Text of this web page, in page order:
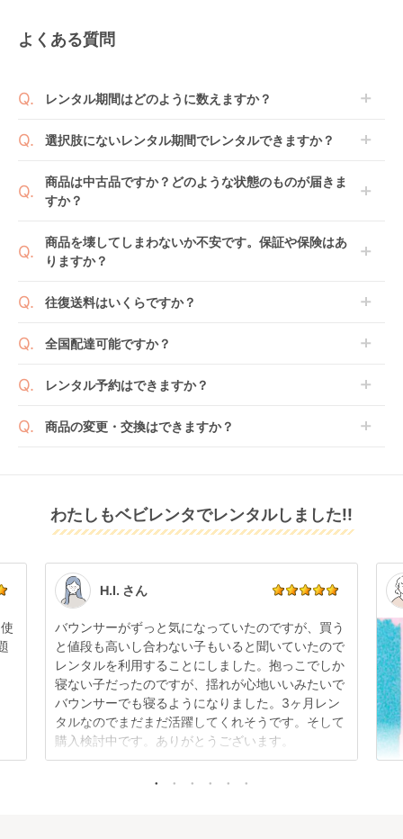
よくある質問
レンタル期間はどのように数えますか？
開始日1日目となります。
日までに配送業者（佐川急便）に商品の引渡しとなり
ます。
選択肢にないレンタル期間でレンタルできますか？
間の利用が可能です。
例えば4ヶ月の場合、3ヶ月レンタル＋1ヶ月延長とし
の上で、早期にご返却ください。
商品は中古品ですか？どのような状態のものが届きま
すか？
のもございます。
新品商品はメーカーから仕入れた状態のものをお送り
走行テストを行う場合がございます。
となる場合がございます。その際、メーカーの都合に
場合や、在庫切れによりご注文をキャンセルさせてい
い。
※万が一キャンセルとなった場合には、代金は全額ご
てお届けしております。そのため、小さなキズや使用
感はございますが、故障や大きなキズ、シミなどのリ
す。
点検清掃については
もご確認ください。
商品を壊してしまわないか不安です。保証や保険はあ
りますか？
おります。
ョンをご購入ください。
詳しくはこちらをご確認ください。
往復送料はいくらですか？
へ入れ、カートページから住所を入力すると送料が確
全国配達可能ですか？
※空港への配達はご対応できかねますのであらかじめ
レンタル予約はできますか？
可能ですので、商品のご注文時にご希望のお日にちに
商品の変更・交換はできますか？
また、レンタル期間の変更も商品発送前であれば変更
可能です。
い。
わたしもベビレンタでレンタルしました!!
H.I. さん
バウンサーがずっと気になっていたのですが、買う
と値段も高いし合わない子もいると聞いていたので
レンタルを利用することにしました。抱っこでしか
寝ない子だったのですが、揺れが心地いいみたいで
バウンサーでも寝るようになりました。3ヶ月レン
タルなのでまだまだ活躍してくれそうです。そして
購入検討中です。ありがとうございます。